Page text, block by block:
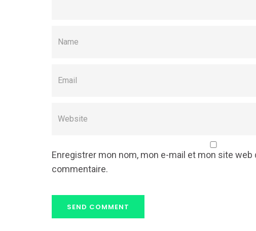
Enregistrer mon nom, mon e-mail et mon site
commentaire.